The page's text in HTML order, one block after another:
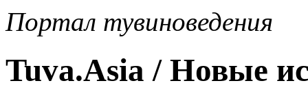
Портал тувиноведения
Tuva.Asia / Новые